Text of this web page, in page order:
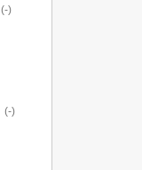
(-)
(-)